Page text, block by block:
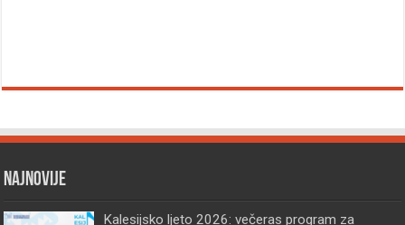
Najnovije
Kalesijsko ljeto 2026: večeras program za